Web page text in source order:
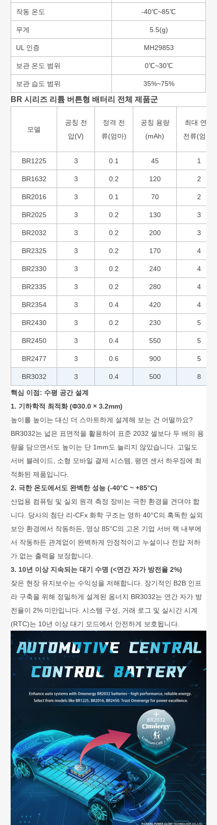
작동 온도 -40℃~85℃
무게 5.5(g)
UL 인증 MH29853
보관 온도 범위 0℃~30℃
보관 습도 범위 35%~75%
BR 시리즈 리튬 버튼형 배터리 전체 제품군
모델
공칭 전
압(V)
정격 전
류(엄마)
공칭 용량
(mAh)
최대 연속
전류(엄마)
BR1225 3 0.1 45 1
BR1632 3 0.2 120 2
BR2016 3 0.1 70 2
BR2025 3 0.2 130 3
BR2032 3 0.2 200 3
BR2325 3 0.2 170 4
BR2330 3 0.2 240 4
BR2335 3 0.2 280 4
BR2354 3 0.4 420 4
BR2430 3 0.2 230 5
BR2450 3 0.4 550 5
BR2477 3 0.6 900 5
BR3032 3 0.4 500 8
핵심 이점: 수평 공간 설계
1. 기하학적 최적화 (Φ30.0 × 3.2mm)
높이를 높이는 대신 더 스마트하게 설계해 보는 건 어떨까요?
BR3032는 넓은 표면적을 활용하여 표준 2032 셀보다 두 배의 용
량을 담으면서도 높이는 단 1mm도 늘리지 않았습니다. 고밀도
서버 블레이드, 소형 모바일 결제 시스템, 평면 센서 하우징에 최
적화된 제품입니다.
2. 극한 온도에서도 완벽한 성능 (-40°C ~ +85°C)
산업용 컴퓨팅 및 실외 원격 측정 장비는 극한 환경을 견뎌야 합
니다. 당사의 첨단 리-CFx 화학 구조는 영하 40°C의 혹독한 실외
보안 환경에서 작동하든, 영상 85°C의 고온 기업 서버 랙 내부에
서 작동하든 관계없이 완벽하게 안정적이고 누설이나 전압 저하
가 없는 출력을 보장합니다.
3. 10년 이상 지속되는 대기 수명 (<연간 자가 방전율 2%)
잦은 현장 유지보수는 수익성을 저해합니다. 장기적인 B2B 인프
라 구축을 위해 정밀하게 설계된 옴너지 BR3032는 연간 자가 방
전율이 2% 미만입니다. 시스템 구성, 거래 로그 및 실시간 시계
(RTC)는 10년 이상 대기 모드에서 안전하게 보호됩니다.